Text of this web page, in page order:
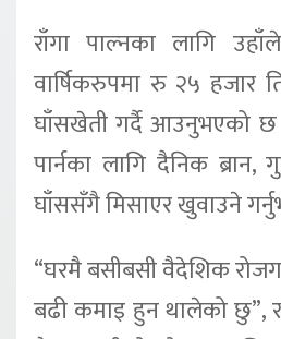
राँगा पाल्नका लागि
वार्षिकरुपमा रु २५ हजार
घाँसखेती गर्दै आउनुभएको छ
पार्नका लागि दैनिक
घाँससँगै मिसाएर खुवाउने
“घरमै बसीबसी वैदेशिक
बढी कमाइ हुन थालेको छु”,